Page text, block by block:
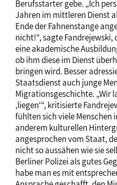
Berufsstarter gebe. „Ich
Jahren im mittleren Dienst
Ende der Fahnenstange
nicht!“, sagte
eine akademische
ob ihm diese im Dienst
bringen wird. Besser
Staatsdienst auch junge
Migrationsgeschichte. „Wir
‚liegen‘“, kritisierte
fühlten sich viele Menschen
anderem kulturellen
angesprochen vom Staat,
nicht so aussähen wie sie
Berliner Polizei als gutes
habe man es mit